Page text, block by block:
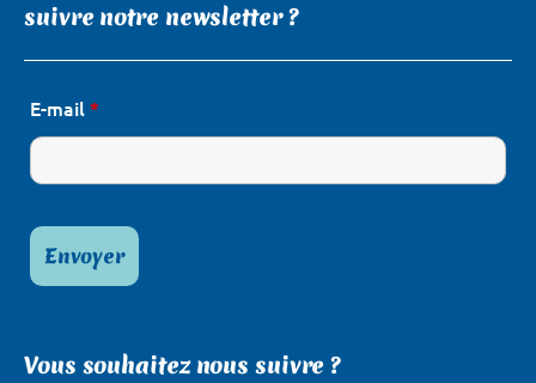
suivre notre newsletter ?
E-mail*
Vous souhaitez nous suivre ?